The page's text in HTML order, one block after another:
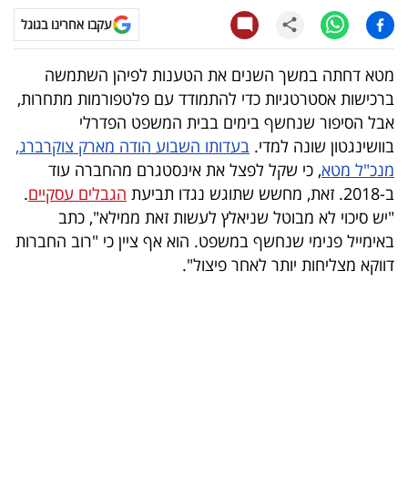
טלוויזיה
עסקי
ספורט
קריירה
ולימודים
מינויים
רייטינג
עקבו אחרינו בגוגל
מטא דחתה במשך השנים את הטענות לפיהן השתמשה
ברכישות אסטרטגיות כדי להתמודד עם פלטפורמות מתחרות,
אבל הסיפור שנחשף בימים בבית המשפט הפדרלי
בוושינגטון שונה למדי. בעדותו השבוע הודה מארק צוקרברג,
מנכ"ל מטא, כי שקל לפצל את אינסטגרם מהחברה עוד
ב-2018. זאת, מחשש שתוגש נגדו תביעת
הגבלים עסקיים.
"יש סיכוי לא מבוטל שניאלץ לעשות זאת ממילא", כתב
באימייל פנימי שנחשף במשפט. הוא אף ציין כי "רוב החברות
דווקא מצליחות יותר לאחר פיצול".